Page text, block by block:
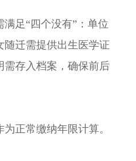
足“四个没有”：单位
迁需提供出生医学证
需存入档案，确保前后
正常缴纳年限计算。